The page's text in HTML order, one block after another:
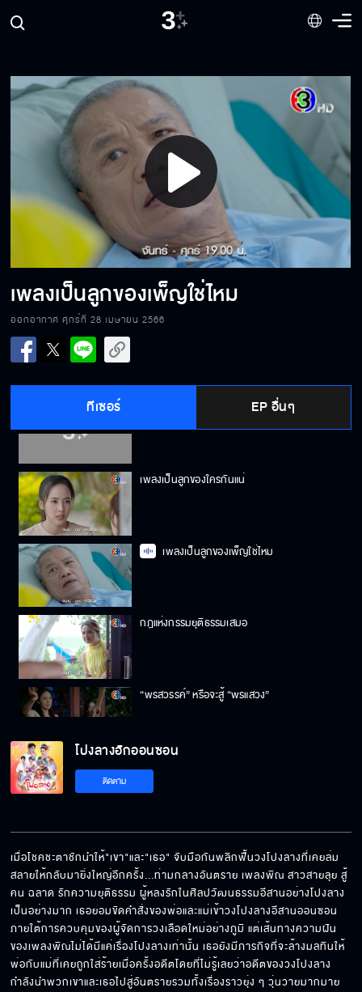
Play
Video
เพลงเป็นลูกของเพ็ญใช่ไหม
ออกอากาศ ศุกร์ที่ 28 เมษายน 2566
ทีเซอร์ EP อื่นๆ
แม่ทำแบบนี้ได้ยังไง
ความเชื่อใจ มันยัดเยียดกันไม่ได้
ไว้ใจฉันได้หรอคะ
ใบเฟิร์นเป็นลูกของใครกันแน่
เพลงเป็นลูกของใครกันแน่
เพลงเป็นลูกของเพ็ญใช่ไหม
กฎแห่งกรรมยุติธรรมเสมอ
“พรสวรรค์” หรือจะสู้ “พรแสวง”
ฉันจะปกป้องเธอ
แคนของพ่อฉัน
หลักฐานที่จะให้มันตกลงมาจากฟ้า
โปงลางฮักออนซอน
ติดตาม
เมื่อโชคชะตาชักนำให้"เขา"และ"เธอ" จับมือกันพลิกฟื้นวงโปงลางที่เคยล่ม
สลายให้กลับมายิ่งใหญ่อีกครั้ง...ท่ามกลางอันตราย เพลงพิณ สาวสายลุย สู้
คน ฉลาด รักความยุติธรรม ผู้หลงรักในศิลปวัฒนธรรมอีสานอย่างโปงลาง
เป็นอย่างมาก เธอยอมขัดคำสั่งของพ่อและแม่เข้าวงโปงลางอีสานออนซอน
ภายใต้การควบคุมของผู้จัดการวงเลือดใหม่อย่างภูมิ แต่เส้นทางความฝัน
ของเพลงพิณไม่ได้มีแค่เรื่องโปงลางเท่านั้น เธอยังมีภารกิจที่จะล้างมลทินให้
พ่อกับแม่ที่เคยถูกใส่ร้ายเมื่อครั้งอดีตโดยที่ไม่รู้เลยว่าอดีตของวงโปงลาง
กำลังนำพวกเขาและเธอไปสู่อันตรายรวมทั้งเรื่องราวยุ่ง ๆ วุ่นวายมากมาย